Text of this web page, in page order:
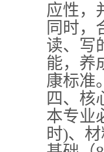
应性，
同时，
读、写
能，养
康标准
四、核
本专业
时)、